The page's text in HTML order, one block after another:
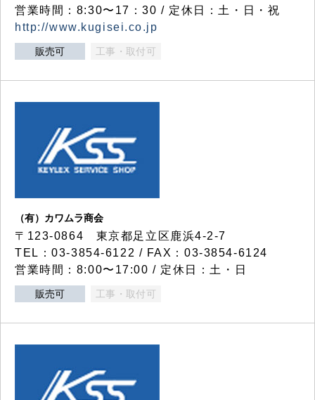
営業時間：8:30〜17：30 / 定休日：土・日・祝
http://www.kugisei.co.jp
販売可 工事・取付可
（有）カワムラ商会
〒123-0864 東京都足立区鹿浜4-2-7
TEL：03-3854-6122 / FAX：03-3854-6124
営業時間：8:00〜17:00 / 定休日：土・日
販売可 工事・取付可